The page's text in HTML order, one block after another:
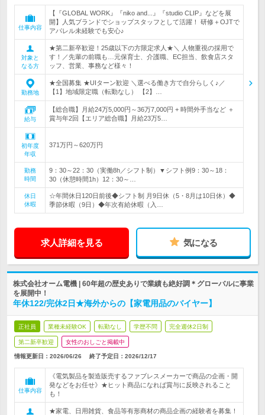
仕事内容
【『GLOBAL WORK』『niko and...』『studio CLIP』などを展
開】人気ブランドでショップスタッフとして活躍！ 研修＋OJTで
アパレル未経験でも安心♪
対象と
なる方
★第二新卒歓迎！25歳以下の方限定求人★＼ 人物重視の採用で
す！／先輩の前職も…元保育士、介護職、EC担当、飲食店スタ
ッフ、営業、事務など様々！
勤務地
★全国募集 ★UIターン歓迎 ＼選べる働き方で自分らしく♪／
【1】地域限定職（転勤なし） 【2】…
給与
【総合職】月給24万5,000円～36万7,000円 + 時間外手当など ＋
賞与年2回【エリア総合職】月給23万5…
初年度
年収
371万円～620万円
勤務
時間
9：30～22：30（実働8h／シフト制）▼シフト例9：30～18：
30（休憩時間1h）12：30～…
休日
休暇
☆年間休日120日前後◆シフト制 月9日休（5・8月は10日休）◆
季節休暇（9日）◆年次有給休暇（入…
求人詳細を見る 気になる
株式会社オーム電機 | 60年超の歴史ありで業績も絶好調＊グローバルに事業
を展開中！
年休122/完休2日★海外からの【家電用品のバイヤー】
正社員 業種未経験OK 転勤なし 学歴不問 完全週休2日制
第二新卒歓迎 女性のおしごと掲載中
情報更新日：2026/06/26 終了予定日： 2026/12/17
仕事内容
《電気製品を製造販売するファブレスメーカーで商品の企画・開
発などをお任せ》★ヒット商品になれば賞与に反映されること
も！
★家電、日用雑貨、食品等有形商材の商品企画の経験者を募集！